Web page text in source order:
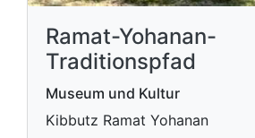
Ramat-Yohanan-
Traditionspfad
Museum und Kultur
Kibbutz Ramat Yohanan